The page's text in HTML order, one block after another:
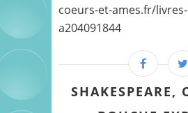
coeurs-et-ames.fr/
a204091844
SHAKESPEARE,